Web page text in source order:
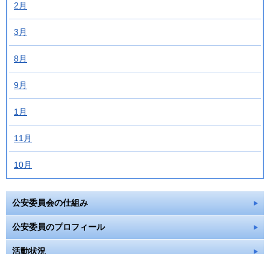
2月
3月
8月
9月
1月
11月
10月
公安委員会の仕組み
公安委員のプロフィール
活動状況